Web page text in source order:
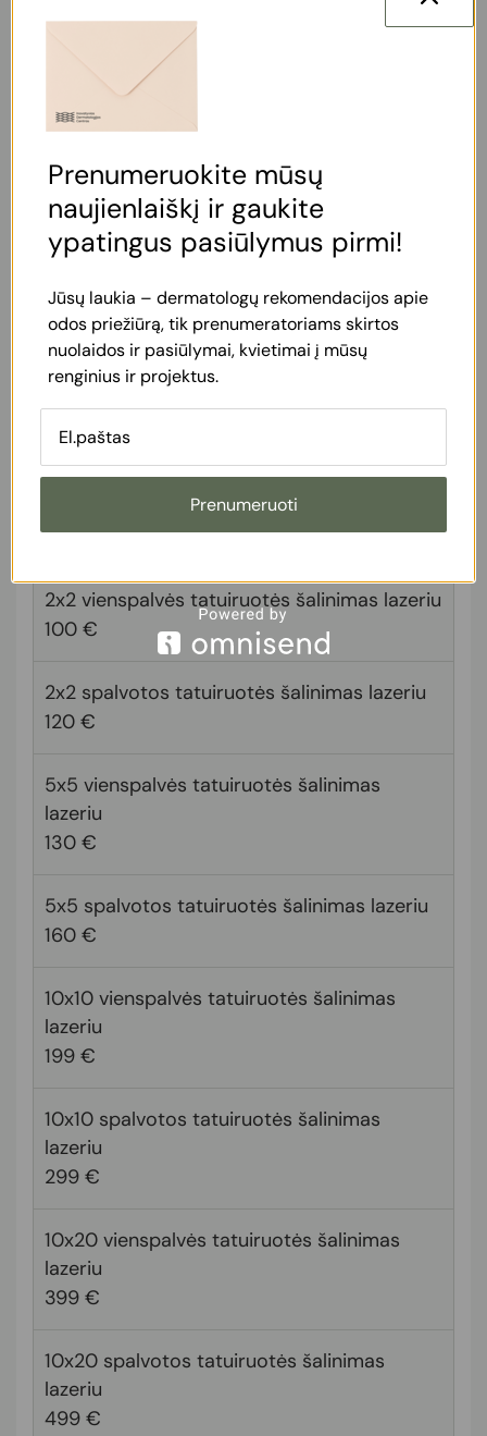
Registruokitės profesionaliai konsultacijai –
įvertinsime tatuiruotės tipą ir sudarysime
individualų šalinimo planą.
Paslaugos trukmė ir kaina
Tatuiruočių ir permanento šalinimas
lazeriu
Abiejų antakių permanento šalinimas lazeriu
190 €
Akių vokų permanento šalinimas lazeriu
180 €
Lūpų permanento šalinimas lazeriu
100 €
2x2 vienspalvės tatuiruotės šalinimas lazeriu
100 €
2x2 spalvotos tatuiruotės šalinimas lazeriu
120 €
5x5 vienspalvės tatuiruotės šalinimas
lazeriu
130 €
5x5 spalvotos tatuiruotės šalinimas lazeriu
160 €
10x10 vienspalvės tatuiruotės šalinimas
lazeriu
199 €
10x10 spalvotos tatuiruotės šalinimas
lazeriu
299 €
10x20 vienspalvės tatuiruotės šalinimas
lazeriu
399 €
10x20 spalvotos tatuiruotės šalinimas
lazeriu
499 €
Prenumeruokite mūsų
naujienlaiškį ir gaukite
ypatingus pasiūlymus pirmi!
Jūsų laukia – dermatologų rekomendacijos apie
odos priežiūrą, tik prenumeratoriams skirtos
nuolaidos ir pasiūlymai, kvietimai į mūsų
renginius ir projektus.
Prenumeruoti